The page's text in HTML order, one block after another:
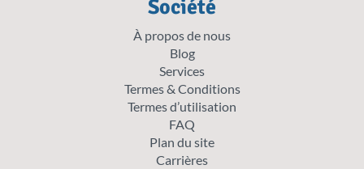
Société
À propos de nous
Blog
Services
Termes & Conditions
Termes d’utilisation
FAQ
Plan du site
Carrières